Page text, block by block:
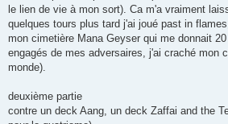
le lien de vie à mon sort). Ca m'a vraiment
quelques tours plus tard j'ai joué past in
mon cimetière Mana Geyser qui me donnait
engagés de mes adversaires, j'ai craché mon
monde).
deuxième partie
contre un deck Aang, un deck Zaffai and the